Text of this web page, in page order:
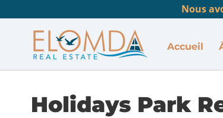
Nous
Accueil
Holidays Park